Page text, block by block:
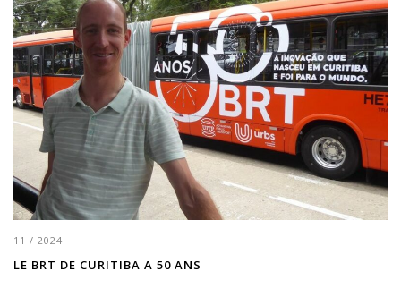
11 / 2024
LE BRT DE CURITIBA A 50 ANS